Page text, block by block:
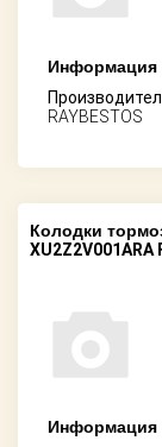
Информация
RAYBESTOS
Колодки
XU2Z2V001ARA
Информация